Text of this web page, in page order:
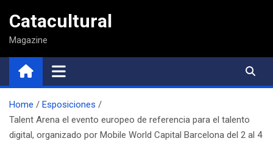
contenido
Catacultural
Magazine
Home
Esposiciones
Talent Arena el evento europeo de referencia para el talento
digital, organizado por Mobile World Capital Barcelona del 2 al 4